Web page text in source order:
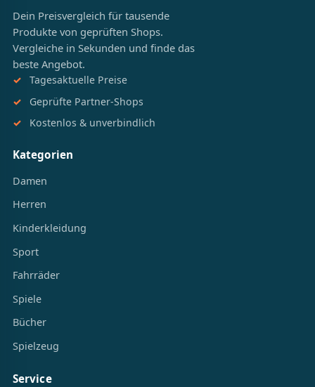
Dein Preisvergleich für tausende
Produkte von geprüften Shops.
Vergleiche in Sekunden und finde das
beste Angebot.
Tagesaktuelle Preise
Geprüfte Partner-Shops
Kostenlos & unverbindlich
Kategorien
Damen
Herren
Kinderkleidung
Sport
Fahrräder
Spiele
Bücher
Spielzeug
Service